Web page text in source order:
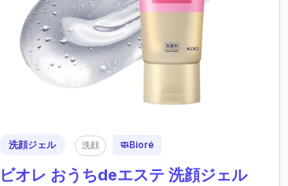
洗顔ジェル 洗顔 🧼Bioré
ビオレ おうちdeエステ 洗顔ジェル